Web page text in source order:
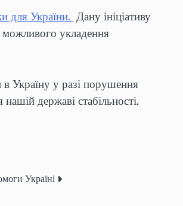
для України. Дану ініціативу
можливого укладення
в Україну у разі порушення
державі стабільності.
Україні